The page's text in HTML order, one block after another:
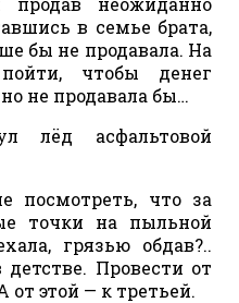
в семье брата,
бы не продавала. На
чтобы денег
не продавала бы…
лёд асфальтовой
посмотреть, что за
точки на пыльной
грязью обдав?..
Провести от
этой — к третьей.